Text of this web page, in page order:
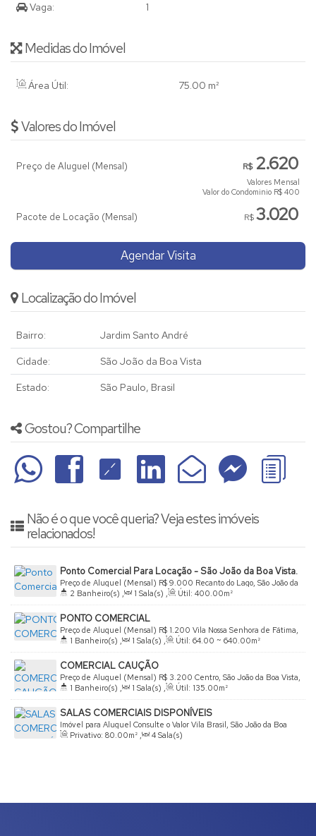
Vaga: 1
Medidas do Imóvel
Área Útil: 75.00 m²
Valores do Imóvel
R$2.620
Preço de Aluguel (Mensal)
Valores Mensal
Valor do Condominio R$ 400
R$ 3.020
Pacote de Locação (Mensal)
Agendar Visita
Localização do Imóvel
Bairro: Jardim Santo André
Cidade: São João da Boa Vista
Estado: São Paulo, Brasil
Gostou? Compartilhe
Não é o que você queria? Veja estes imóveis
relacionados!
Ponto Comercial Para Locação - São João da Boa Vista.
R$ 9.000
Preço de Aluguel (Mensal)
Recanto do Lago, São João da
Boa Vista, São Paulo, Brasil
2 Banheiro(s) , 1 Sala(s) , Útil: 400.00m²
PONTO COMERCIAL
R$ 1.200
Preço de Aluguel (Mensal)
Vila Nossa Senhora de Fátima,
São João da Boa Vista, São Paulo, Brasil
1 Banheiro(s) , 1 Sala(s) , Útil: 64.00 ~ 640.00m²
COMERCIAL CAUÇÃO
R$ 3.200
Preço de Aluguel (Mensal)
Centro, São João da Boa Vista,
São Paulo, Brasil
1 Banheiro(s) , 1 Sala(s) , Útil: 135.00m²
SALAS COMERCIAIS DISPONÍVEIS
Consulte o Valor
Imóvel para Aluguel
Vila Brasil, São João da Boa
Vista, São Paulo, Brasil
Privativo: 80.00m² , 4 Sala(s)